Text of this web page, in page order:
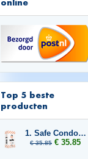
online
Top 5 beste
producten
1. Safe Condoms Ultra Thin 3x
€ 35.85 € 35.85